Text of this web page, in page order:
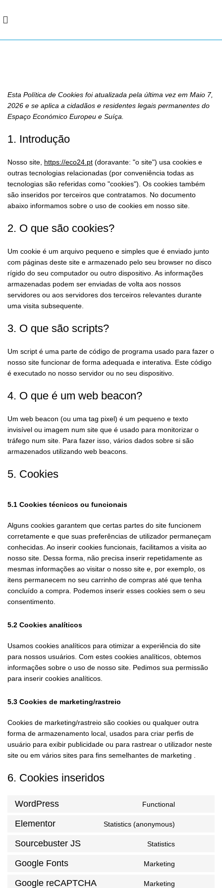
Esta Política de Cookies foi atualizada pela última vez em Maio 7,
2026 e se aplica a cidadãos e residentes legais permanentes do
Espaço Económico Europeu e Suíça.
1. Introdução
Nosso site, https://eco24.pt (doravante: "o site") usa cookies e
outras tecnologias relacionadas (por conveniência todas as
tecnologias são referidas como "cookies"). Os cookies também
são inseridos por terceiros que contratamos. No documento
abaixo informamos sobre o uso de cookies em nosso site.
2. O que são cookies?
Um cookie é um arquivo pequeno e simples que é enviado junto
com páginas deste site e armazenado pelo seu browser no disco
rígido do seu computador ou outro dispositivo. As informações
armazenadas podem ser enviadas de volta aos nossos
servidores ou aos servidores dos terceiros relevantes durante
uma visita subsequente.
3. O que são scripts?
Um script é uma parte de código de programa usado para fazer o
nosso site funcionar de forma adequada e interativa. Este código
é executado no nosso servidor ou no seu dispositivo.
4. O que é um web beacon?
Um web beacon (ou uma tag pixel) é um pequeno e texto
invisível ou imagem num site que é usado para monitorizar o
tráfego num site. Para fazer isso, vários dados sobre si são
armazenados utilizando web beacons.
5. Cookies
5.1 Cookies técnicos ou funcionais
Alguns cookies garantem que certas partes do site funcionem
corretamente e que suas preferências de utilizador permaneçam
conhecidas. Ao inserir cookies funcionais, facilitamos a visita ao
nosso site. Dessa forma, não precisa inserir repetidamente as
mesmas informações ao visitar o nosso site e, por exemplo, os
itens permanecem no seu carrinho de compras até que tenha
concluído a compra. Podemos inserir esses cookies sem o seu
consentimento.
5.2 Cookies analíticos
Usamos cookies analíticos para otimizar a experiência do site
para nossos usuários. Com estes cookies analíticos, obtemos
informações sobre o uso de nosso site. Pedimos sua permissão
para inserir cookies analíticos.
5.3 Cookies de marketing/rastreio
Cookies de marketing/rastreio são cookies ou qualquer outra
forma de armazenamento local, usados para criar perfis de
usuário para exibir publicidade ou para rastrear o utilizador neste
site ou em vários sites para fins semelhantes de marketing .
6. Cookies inseridos
WordPress Functional
Elementor Statistics (anonymous)
Sourcebuster JS Statistics
Google Fonts Marketing
Google reCAPTCHA Marketing